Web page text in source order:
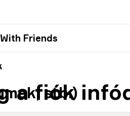
Friends
a fiók
stb.)